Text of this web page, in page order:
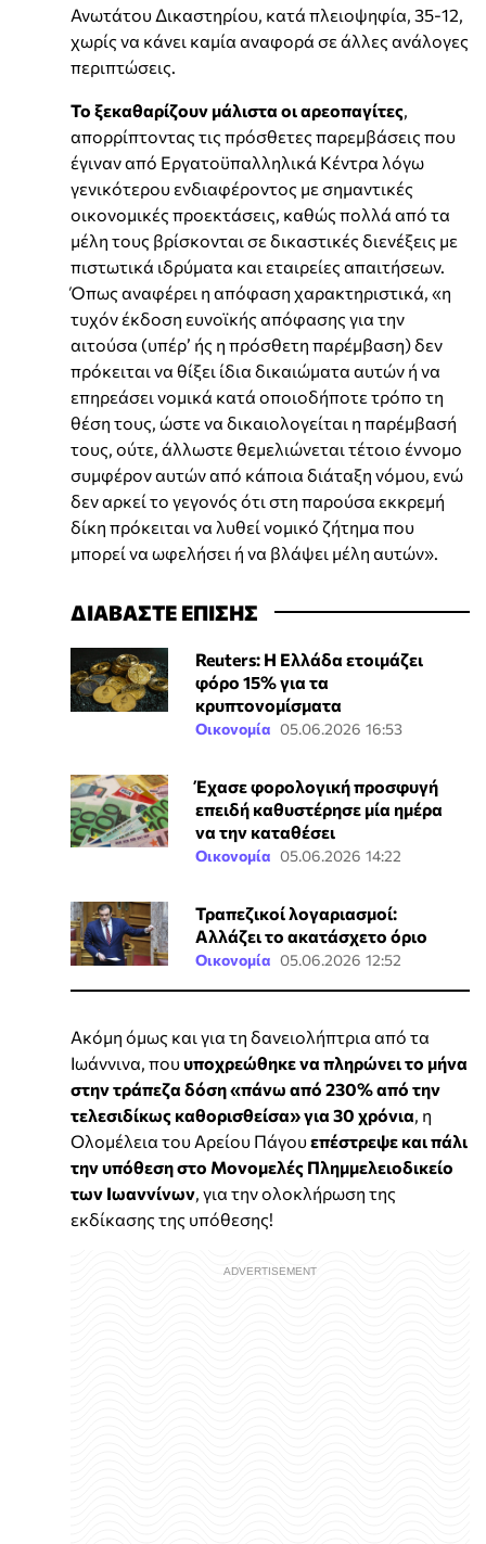
Ανωτάτου Δικαστηρίου, κατά πλειοψηφία, 35-12,
χωρίς να κάνει καμία αναφορά σε άλλες ανάλογες
περιπτώσεις.
Το ξεκαθαρίζουν μάλιστα οι αρεοπαγίτες
απορρίπτοντας τις πρόσθετες παρεμβάσεις που
έγιναν από Εργατοϋπαλληλικά Κέντρα λόγω
γενικότερου ενδιαφέροντος με σημαντικές
οικονομικές προεκτάσεις, καθώς πολλά από τα
μέλη τους βρίσκονται σε δικαστικές διενέξεις με
πιστωτικά ιδρύματα και εταιρείες απαιτήσεων.
Όπως αναφέρει η απόφαση χαρακτηριστικά, «η
τυχόν έκδοση ευνοϊκής απόφασης για την
αιτούσα (υπέρ’ ής η πρόσθετη παρέμβαση) δεν
πρόκειται να θίξει ίδια δικαιώματα αυτών ή να
επηρεάσει νομικά κατά οποιοδήποτε τρόπο τη
θέση τους, ώστε να δικαιολογείται η παρέμβασή
τους, ούτε, άλλωστε θεμελιώνεται τέτοιο έννομο
συμφέρον αυτών από κάποια διάταξη νόμου, ενώ
δεν αρκεί το γεγονός ότι στη παρούσα εκκρεμή
δίκη πρόκειται να λυθεί νομικό ζήτημα που
μπορεί να ωφελήσει ή να βλάψει μέλη αυτών».
ΔΙΑΒΑΣΤΕ ΕΠΙΣΗΣ
Reuters: Η Ελλάδα ετοιμάζει
φόρο 15% για τα
κρυπτονομίσματα
Οικονομία 05.06.2026 16:53
Έχασε φορολογική προσφυγή
επειδή καθυστέρησε μία ημέρα
να την καταθέσει
Οικονομία 05.06.2026 14:22
Τραπεζικοί λογαριασμοί:
Αλλάζει το ακατάσχετο όριο
Οικονομία 05.06.2026 12:52
Ακόμη όμως και για τη δανειολήπτρια από τα
Ιωάννινα, πουυποχρεώθηκε να πληρώνει το μήνα
στην τράπεζα δόση «πάνω από 230% από την
τελεσιδίκως καθορισθείσα» για 30 χρόνια , η
Ολομέλεια του Αρείου Πάγουεπέστρεψε και πάλι
την υπόθεση στο Μονομελές Πλημμελειοδικείο
των Ιωαννίνων , για την ολοκλήρωση της
εκδίκασης της υπόθεσης!